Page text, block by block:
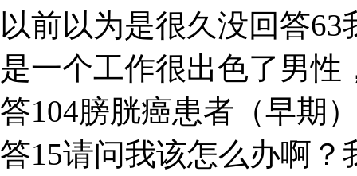
以前以为是很久没回答
是一个工作很出色了男性
答104膀胱癌患者（早期
答15请问我该怎么办啊